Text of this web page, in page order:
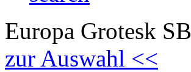
Europa Grotesk
zur Auswahl <<